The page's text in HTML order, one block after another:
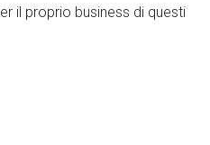
il proprio business di questi